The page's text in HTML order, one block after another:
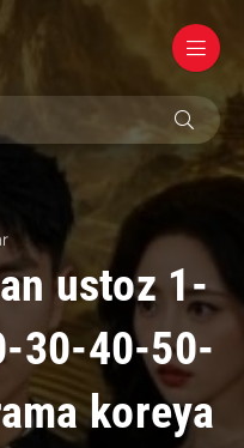
ustoz 1-
30-40-50-
koreya